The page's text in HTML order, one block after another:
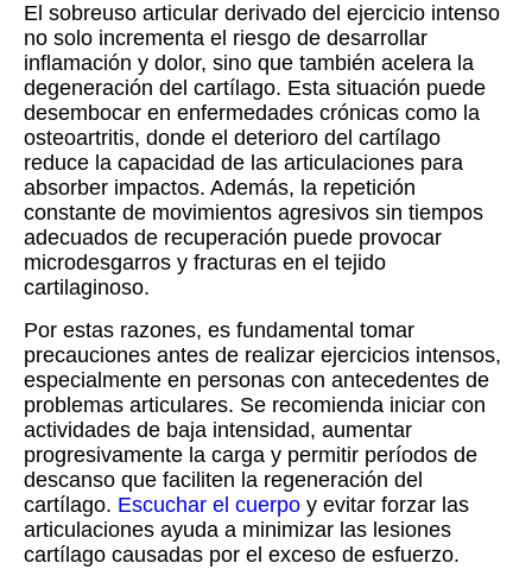
El sobreuso articular derivado del ejercicio intenso
no solo incrementa el riesgo de desarrollar
inflamación y dolor, sino que también acelera la
degeneración del cartílago. Esta situación puede
desembocar en enfermedades crónicas como la
osteoartritis, donde el deterioro del cartílago
reduce la capacidad de las articulaciones para
absorber impactos. Además, la repetición
constante de movimientos agresivos sin tiempos
adecuados de recuperación puede provocar
microdesgarros y fracturas en el tejido
cartilaginoso.
Por estas razones, es fundamental tomar
precauciones antes de realizar ejercicios intensos,
especialmente en personas con antecedentes de
problemas articulares. Se recomienda iniciar con
actividades de baja intensidad, aumentar
progresivamente la carga y permitir períodos de
descanso que faciliten la regeneración del
cartílago. Escuchar el cuerpo y evitar forzar las
articulaciones ayuda a minimizar las lesiones
cartílago causadas por el exceso de esfuerzo.